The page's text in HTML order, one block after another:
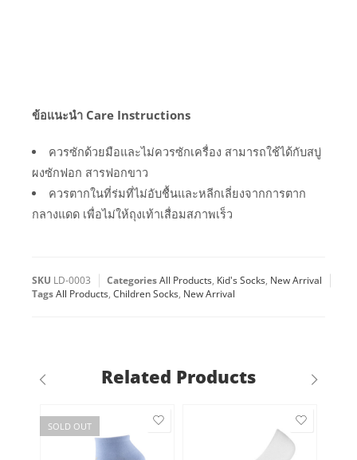
ข้อแนะนำ Care Instructions
ควรซักด้วยมือและไม่ควรซักเครื่อง สามารถใช้ได้กับสบู่
ผงซักฟอก สารฟอกขาว
ควรตากในที่ร่มที่ไม่อับชื้นและหลีกเลี่ยงจากการตาก
กลางแดด เพื่อไม่ให้ถุงเท้าเสื่อมสภาพเร็ว
SKU LD-0003 CategoriesAll Products, Kid's Socks, New Arrival
TagsAll Products, Children Socks, New Arrival
Related Products
SOLD OUT